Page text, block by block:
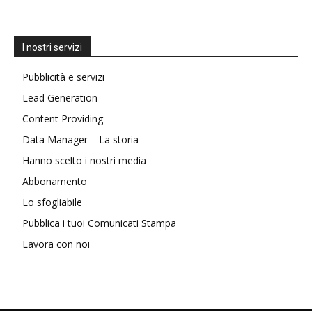
I nostri servizi
Pubblicità e servizi
Lead Generation
Content Providing
Data Manager – La storia
Hanno scelto i nostri media
Abbonamento
Lo sfogliabile
Pubblica i tuoi Comunicati Stampa
Lavora con noi